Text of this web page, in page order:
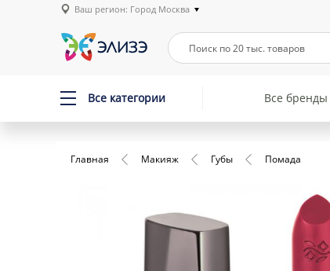
Ваш регион: Город Москва
Все категории Все бренды
Главная Макияж Губы Помада